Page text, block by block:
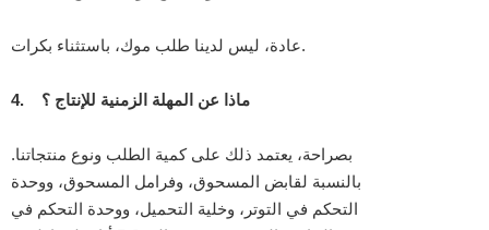
عادة، ليس لدينا طلب موك، باستثناء بكرات.
4. ماذا عن المهلة الزمنية للإنتاج ؟
بصراحة، يعتمد ذلك على كمية الطلب ونوع منتجاتنا.
بالنسبة لقابض المسحوق، وفرامل المسحوق، ووحدة
التحكم في التوتر، وخلية التحميل، ووحدة التحكم في